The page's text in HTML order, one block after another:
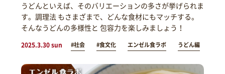
うどんといえば、そのバリエーションの多さが挙げられま
す。調理法 もさまざまで、どんな食材にもマッチする。
そんなうどんの多様性と 包容力を楽しみましょう！
2025.3.30 sun #社会 #食文化 エンゼル食ラボ うどん編